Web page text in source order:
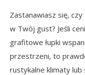
Zastanawiasz się, czy
w Twój gust? Jeśli
grafitowe łupki
przestrzeni, to
rustykalne klimaty